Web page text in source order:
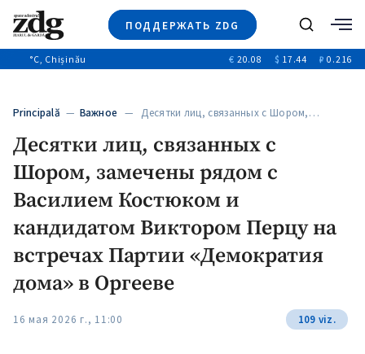
ПОДДЕРЖАТЬ ZDG
Новости
Расследования
Общество
+312
Поиск
°C, Chișinău € 20.08 $ 17.44 ₽ 0.216
Principală — Важное — Десятки лиц, связанных с Шором,…
Десятки лиц, связанных с
Шором, замечены рядом с
Василием Костюком и
кандидатом Виктором Перцу на
встречах Партии «Демократия
дома» в Оргееве
16 мая 2026 г., 11:00 109 viz.